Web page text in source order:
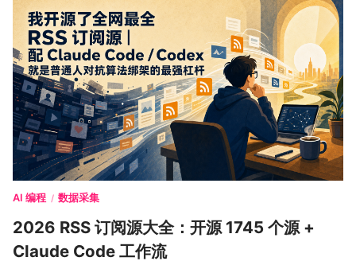
AI 编程 / 数据采集
2026 RSS 订阅源大全：开源 1745 个源 +
Claude Code 工作流